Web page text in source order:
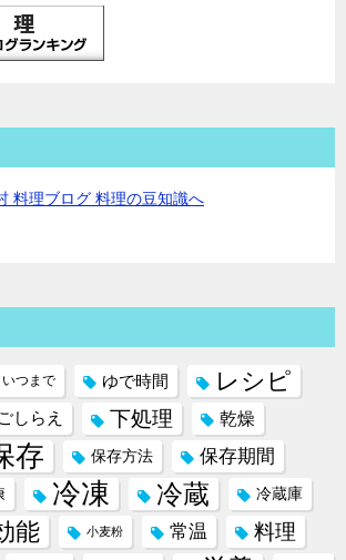
いつまで ゆで時間 レシピ
しらえ 下処理 乾燥
存 保存方法 保存期間
冷凍 冷蔵 冷蔵庫
能 小麦粉 常温 料理